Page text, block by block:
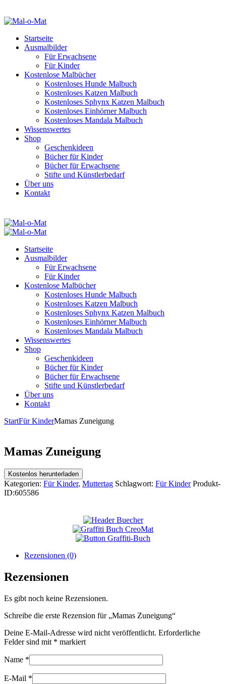
Startseite
Ausmalbilder
Für Erwachsene
Für Kinder
Kostenlose Malbücher
Kostenloses Hunde Malbuch
Kostenloses Katzen Malbuch
Kostenloses Sphynx Katzen Malbuch
Kostenloses Einhörner Malbuch
Kostenloses Mandala Malbuch
Wissenswertes
Shop
Geschenkideen
Bücher für Kinder
Bücher für Erwachsene
Stifte und Künstlerbedarf
Über uns
Kontakt
Startseite
Ausmalbilder
Für Erwachsene
Für Kinder
Kostenlose Malbücher
Kostenloses Hunde Malbuch
Kostenloses Katzen Malbuch
Kostenloses Sphynx Katzen Malbuch
Kostenloses Einhörner Malbuch
Kostenloses Mandala Malbuch
Wissenswertes
Shop
Geschenkideen
Bücher für Kinder
Bücher für Erwachsene
Stifte und Künstlerbedarf
Über uns
Kontakt
StartFür KinderMamas Zuneigung
Mamas Zuneigung
Kostenlos herunterladen
Kategorien: Für Kinder, Muttertag Schlagwort: Für Kinder Produkt-
ID:605586
Rezensionen (0)
Rezensionen
Es gibt noch keine Rezensionen.
Schreibe die erste Rezension für „Mamas Zuneigung“
Deine E-Mail-Adresse wird nicht veröffentlicht. Erforderliche
Felder sind mit * markiert
Name *
E-Mail *